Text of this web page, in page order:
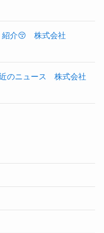
紹介😚 株式会社
近のニュース 株式会社